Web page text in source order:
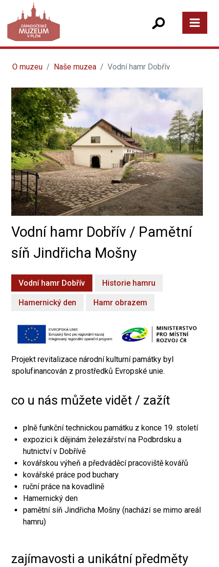
O muzeu Naše muzea Vodní hamr Dobřív
Vodní hamr Dobřív / Pamětní
síň Jindřicha Mošny
Vodní hamr Dobřív Historie hamru
Hamernický den Hamr obrazem
Projekt revitalizace národní kulturní památky byl
spolufinancován z prostředků Evropské unie.
co u nás můžete vidět / zažít
plně funkční technickou památku z konce 19. století
expozici k dějinám železářství na Podbrdsku a
hutnictví v Dobřívě
kovářskou výheň a předváděcí pracoviště kovářů
kovářské práce pod buchary
ruční práce na kovadlině
Hamernický den
pamětní síň Jindřicha Mošny (nachází se mimo areál
hamru)
zajímavosti a unikátní předměty